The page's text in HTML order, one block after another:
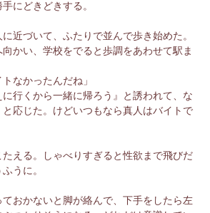
にどきどきする。
近づいて、ふたりで並んで歩き始めた。
かい、学校をでると歩調をあわせて駅ま
なかったんだね」
行くから一緒に帰ろう』と誘われて、な
応じた。けどいつもなら真人はバイトで
える。しゃべりすぎると性欲まで飛びだ
うに。
おかないと脚が絡んで、下手をしたら左